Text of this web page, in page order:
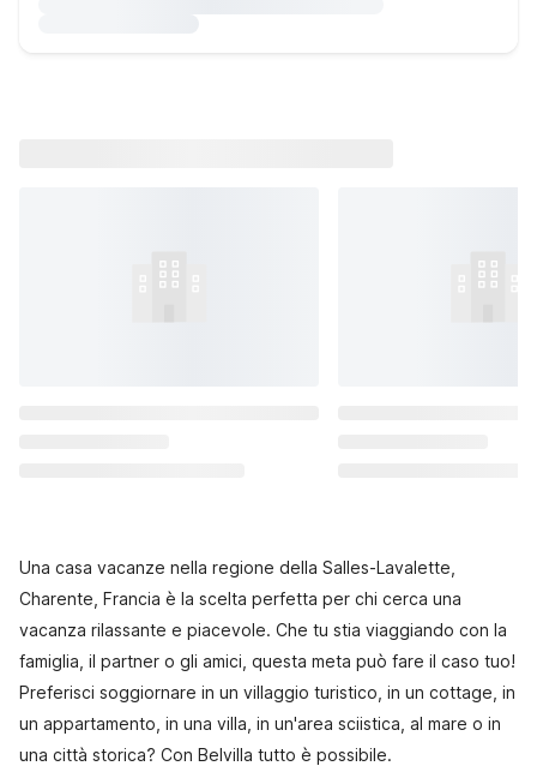
Una casa vacanze nella regione della Salles-Lavalette,
Charente, Francia è la scelta perfetta per chi cerca una
vacanza rilassante e piacevole. Che tu stia viaggiando con la
famiglia, il partner o gli amici, questa meta può fare il caso tuo!
Preferisci soggiornare in un villaggio turistico, in un cottage, in
un appartamento, in una villa, in un'area sciistica, al mare o in
una città storica? Con Belvilla tutto è possibile.